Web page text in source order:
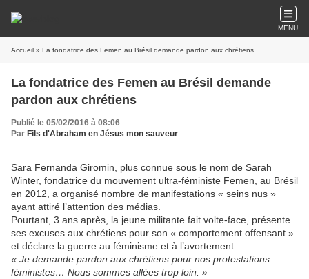
MENU
Accueil » La fondatrice des Femen au Brésil demande pardon aux chrétiens
La fondatrice des Femen au Brésil demande
pardon aux chrétiens
Publié le 05/02/2016 à 08:06
Par Fils d'Abraham en Jésus mon sauveur
Sara Fernanda Giromin, plus connue sous le nom de Sarah
Winter, fondatrice du mouvement ultra-féministe Femen, au Brésil
en 2012, a organisé nombre de manifestations « seins nus »
ayant attiré l’attention des médias.
Pourtant, 3 ans après, la jeune militante fait volte-face, présente
ses excuses aux chrétiens pour son « comportement offensant »
et déclare la guerre au féminisme et à l’avortement.
« Je demande pardon aux chrétiens pour nos protestations
féministes… Nous sommes allées trop loin. »